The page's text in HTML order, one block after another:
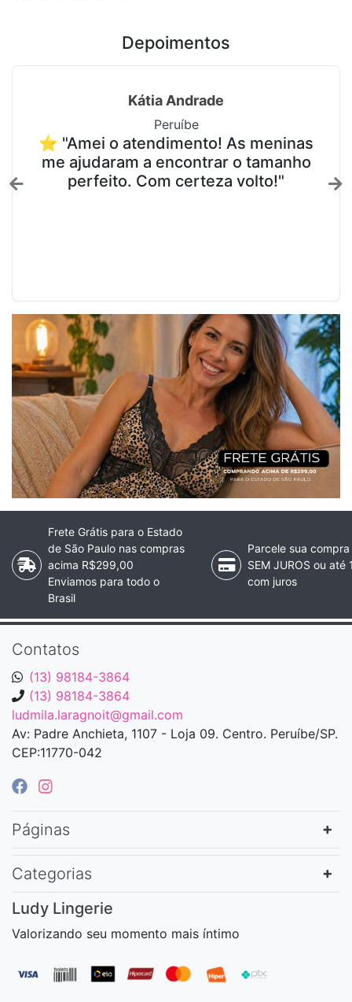
Depoimentos
Kátia Andrade
Peruíbe
⭐ "Amei o atendimento! As meninas
me ajudaram a encontrar o tamanho
perfeito. Com certeza volto!"
Frete Grátis para o Estado
de São Paulo nas compras
acima R$299,00
Enviamos para todo o
Brasil
Parcele sua
SEM JUROS ou até
com juros
Contatos
(13) 98184-3864
(13) 98184-3864
ludmila.laragnoit@gmail.com
Av: Padre Anchieta, 1107 - Loja 09. Centro. Peruíbe/SP.
CEP:11770-042
Páginas
Categorias
Ludy Lingerie
Valorizando seu momento mais íntimo